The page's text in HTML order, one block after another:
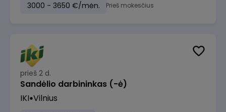
3000 - 3650 €/mėn. Prieš mokesčius
prieš 2 d.
Sandėlio darbininkas (-ė)
IKI Vilnius